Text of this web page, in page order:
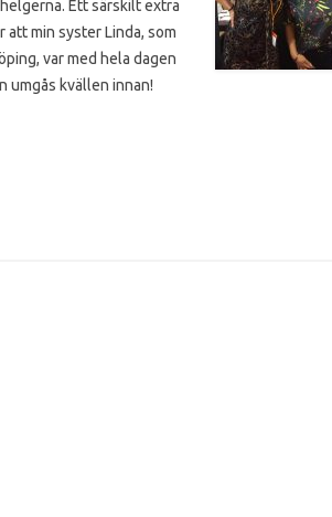
Ett särskilt extra
att min syster Linda, som
var med hela dagen
umgås kvällen innan!